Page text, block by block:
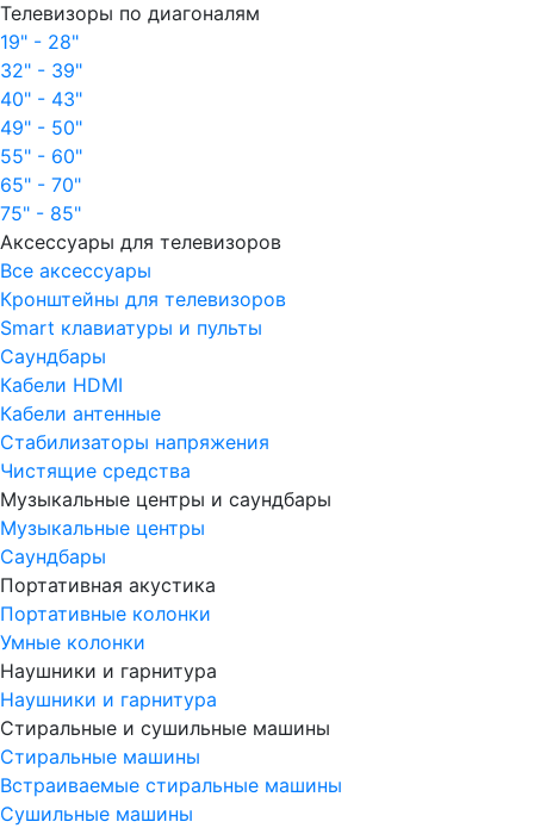
Телевизоры по диагоналям
19" - 28"
32" - 39"
40" - 43"
49" - 50"
55" - 60"
65" - 70"
75" - 85"
Аксессуары для телевизоров
Все аксессуары
Кронштейны для телевизоров
Smart клавиатуры и пульты
Саундбары
Кабели HDMI
Кабели антенные
Стабилизаторы напряжения
Чистящие средства
Музыкальные центры и саундбары
Музыкальные центры
Саундбары
Портативная акустика
Портативные колонки
Умные колонки
Наушники и гарнитура
Наушники и гарнитура
Стиральные и сушильные машины
Стиральные машины
Встраиваемые стиральные машины
Сушильные машины